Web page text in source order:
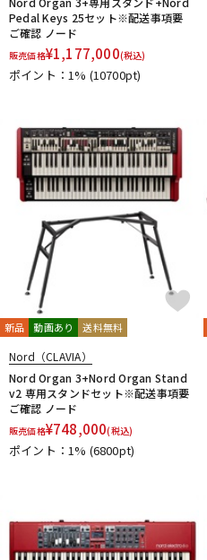
Pedal Keys 25セット※配送事項要
ご確認 ノード
販売価格¥1,177,000(税込)
ポイント：1% (10700pt)
新品 動画あり 送料無料
Nord（CLAVIA）
Nord Organ 3+Nord Organ Stand
v2 専用スタンドセット※配送事項要
ご確認 ノード
販売価格¥748,000(税込)
ポイント：1% (6800pt)